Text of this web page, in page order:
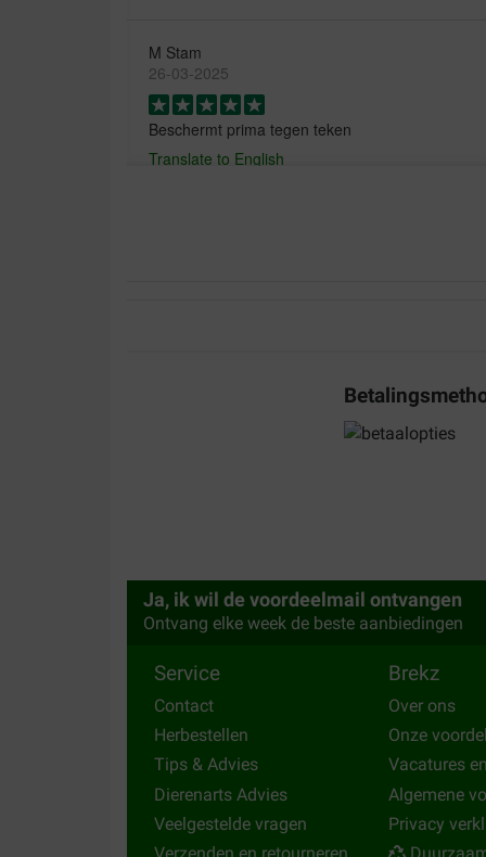
M Stam
26-03-2025
Beschermt prima tegen teken
Translate to English
Ja, ik wil de voordeelmail ontvangen
Ontvang elke week de beste aanbiedingen
Service
Contact
Herbestellen
Tips & Advies
Dierenarts Advies
Veelgestelde vragen
Brekz
Over ons
Onze
Vacatures
Algemene
Privacy